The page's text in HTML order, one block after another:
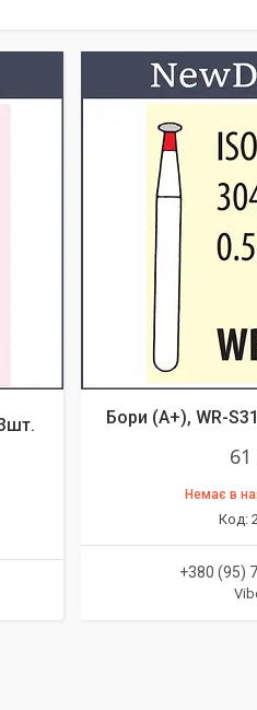
Бори (A+), WR-
Немає в
+380 (95)